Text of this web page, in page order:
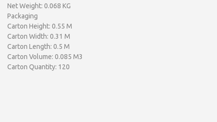
Net Weight: 0.068 KG
Packaging
Carton Height: 0.55 M
Carton Width: 0.31 M
Carton Length: 0.5 M
Carton Volume: 0.085 M3
Carton Quantity: 120